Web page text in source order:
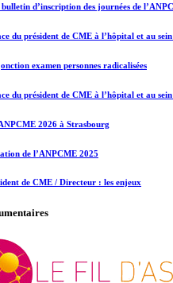
d’inscription des journées de
du président de CME à l’hôpital et au
examen personnes radicalisées
du président de CME à l’hôpital et au
2026 à Strasbourg
de l’ANPCME 2025
de CME / Directeur : les enjeux